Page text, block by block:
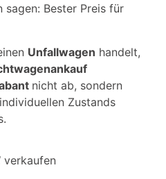
Bester Preis für
Unfallwagen handelt,
nicht ab, sondern
Zustands